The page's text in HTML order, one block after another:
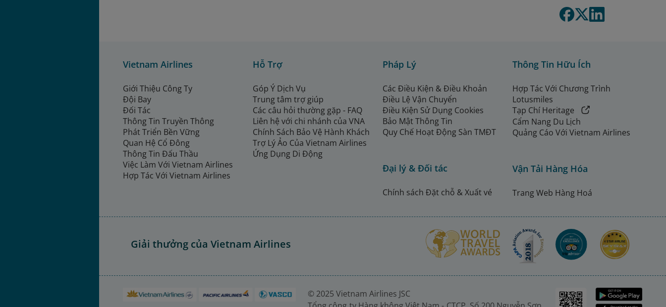
Vietnam Airlines
Giới Thiệu Công Ty
Đội Bay
Đối Tác
Thông Tin Truyền Thông
Phát Triển Bền Vững
Quan Hệ Cổ Đông
Thông Tin Đấu Thầu
Việc Làm Với Vietnam Airlines
Hợp Tác Với Vietnam Airlines
Hỗ Trợ
Góp Ý Dịch Vụ
Trung tâm trợ giúp
Các câu hỏi thường gặp - FAQ
Liên hệ với chi nhánh của VNA
Chính Sách Bảo Vệ Hành Khách
Trợ Lý Ảo Của Vietnam Airlines
Ứng Dụng Di Động
Pháp Lý
Các Điều Kiện & Điều Khoản
Điều Lệ Vận Chuyển
Điều Kiện Sử Dụng Cookies
Bảo Mật Thông Tin
Quy Chế Hoạt Động Sàn TMĐT
Đại lý & Đối tác
Chính sách Đặt chỗ & Xuất vé
Thông Tin Hữu Ích
Hợp Tác Với Chương Trình
Lotusmiles
Tạp Chí Heritage
Cẩm Nang Du Lịch
Quảng Cáo Với Vietnam Airlines
Vận Tải Hàng Hóa
Trang Web Hàng Hoá
Giải thưởng của Vietnam Airlines
© 2025 Vietnam Airlines JSC